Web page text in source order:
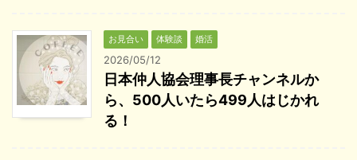
お見合い 体験談 婚活
2026/05/12
日本仲人協会理事長チャンネルか
ら、500人いたら499人はじかれ
る！